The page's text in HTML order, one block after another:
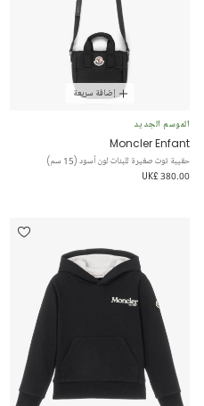
إضافة سريعة
الموسم الجديد
Moncler Enfant
حقيبة توت صغيرة للبنات لون أسود (15 سم)
UK£ 380.00